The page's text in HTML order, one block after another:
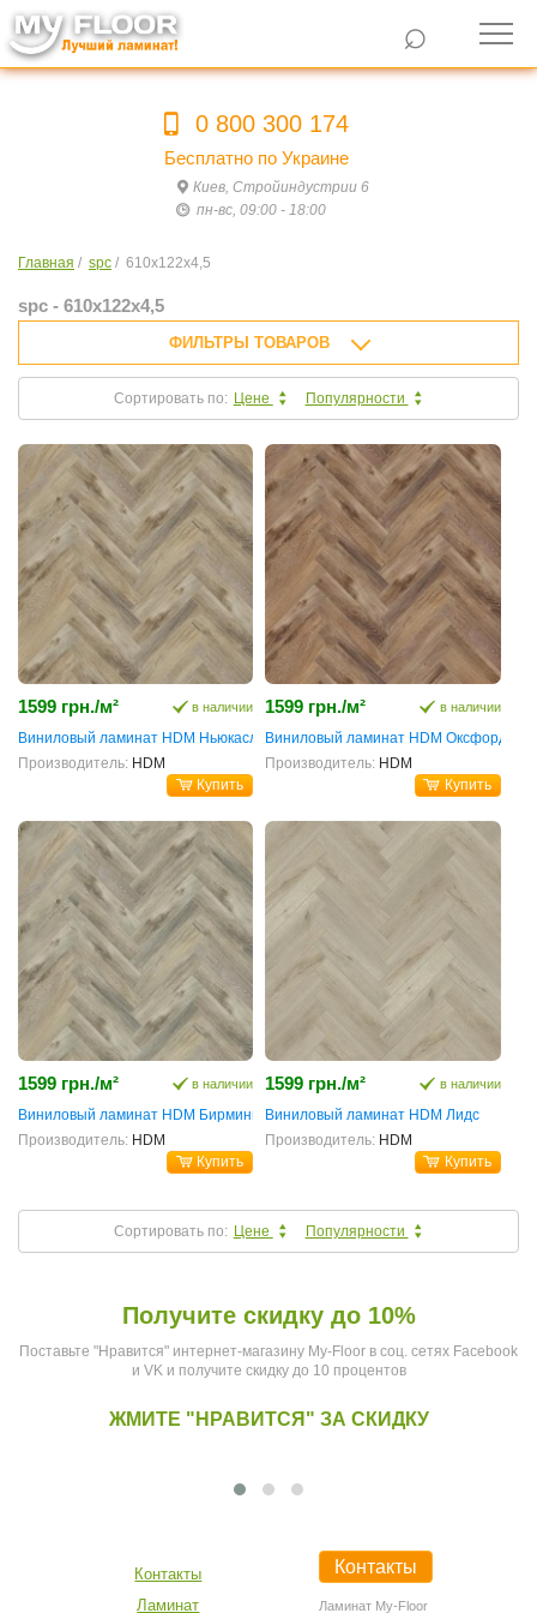
⌕
0 800 300 174
Бесплатно по Украине
Киев, Стройиндустрии 6
пн-вс, 09:00 - 18:00
Главная / spc / 610х122х4,5
spc - 610х122х4,5
ФИЛЬТРЫ ТОВАРОВ
Сортировать по: Цене Популярности
1599 грн./м² в наличии
Виниловый ламинат HDM Ньюкасл
Производитель: HDM
Купить
1599 грн./м² в наличии
Виниловый ламинат HDM Оксфорд
Производитель: HDM
Купить
1599 грн./м² в наличии
Виниловый ламинат HDM Бирмингем
Производитель: HDM
Купить
1599 грн./м² в наличии
Виниловый ламинат HDM Лидс
Производитель: HDM
Купить
Сортировать по: Цене Популярности
Получите скидку до 10%
Поставьте "Нравится" интернет-магазину My-Floor в соц. сетях Facebook
и VK и получите скидку до 10 процентов
ЖМИТЕ "НРАВИТСЯ" ЗА СКИДКУ
Контакты
Ламинат My-Floor
Контакты
Ламинат